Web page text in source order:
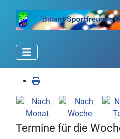
Termine für die